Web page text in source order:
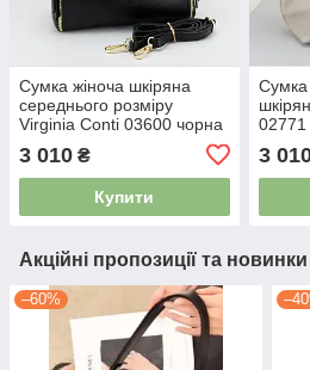
Сумка жіноча шкіряна
середнього розміру
Virginia Conti 03600 чорна
3 010 ₴
Купити
Сумка
02771
3
Акційні пропозиції та новинки
–60%